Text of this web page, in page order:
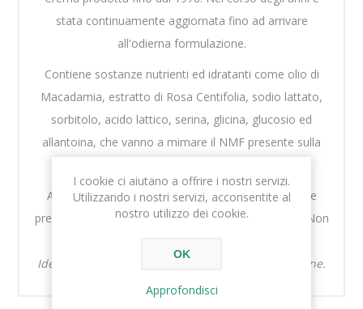
stata continuamente aggiornata fino ad arrivare
all'odierna formulazione.
Contiene sostanze nutrienti ed idratanti come olio di
Macadamia, estratto di Rosa Centifolia, sodio lattato,
sorbitolo, acido lattico, serina, glicina, glucosio ed
allantoina, che vanno a mimare il NMF presente sulla
All'interno della Crema alla Macadamia sono inoltre
presenti vitamina E, provitamina B5, burro di karitè. Non
Ideale per tutte quelle pelli bisognose di idratazione.
I cookie ci aiutano a offrire i nostri servizi.
Utilizzando i nostri servizi, acconsentite al
nostro utilizzo dei cookie.
OK
Approfondisci